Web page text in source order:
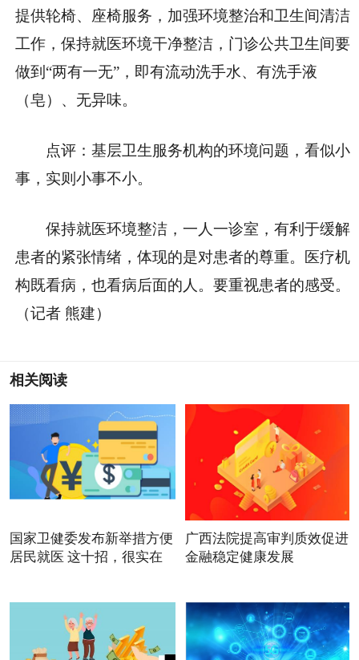
提供轮椅、座椅服务，加强环境整治和卫生间清洁
工作，保持就医环境干净整洁，门诊公共卫生间要
做到“两有一无”，即有流动洗手水、有洗手液
（皂）、无异味。
点评：基层卫生服务机构的环境问题，看似小
事，实则小事不小。
保持就医环境整洁，一人一诊室，有利于缓解
患者的紧张情绪，体现的是对患者的尊重。医疗机
构既看病，也看病后面的人。要重视患者的感受。
（记者 熊建）
相关阅读
国家卫健委发布新举措方便
居民就医 这十招，很实在
广西法院提高审判质效促进
金融稳定健康发展